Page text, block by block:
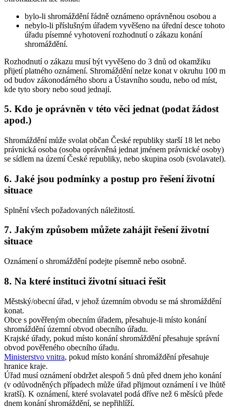
bylo-li shromáždění řádně oznámeno oprávněnou osobou a
nebylo-li příslušným úřadem vyvěšeno na úřední desce tohoto
úřadu písemné vyhotovení rozhodnutí o zákazu konání
shromáždění.
Rozhodnutí o zákazu musí být vyvěšeno do 3 dnů od okamžiku
přijetí platného oznámení. Shromáždění nelze konat v okruhu 100 m
od budov zákonodárného sboru a Ústavního soudu, nebo od míst,
kde tyto sbory nebo soud jednají.
5. Kdo je oprávněn v této věci jednat (podat žádost
apod.)
Shromáždění může svolat občan České republiky starší 18 let nebo
právnická osoba (osoba oprávněná jednat jménem právnické osoby)
se sídlem na území České republiky, nebo skupina osob (svolavatel).
6. Jaké jsou podmínky a postup pro řešení životní
situace
Splnění všech požadovaných náležitostí.
7. Jakým způsobem můžete zahájit řešení životní
situace
Oznámení o shromáždění podejte písemně nebo osobně.
8. Na které instituci životní situaci řešit
Městský/obecní úřad, v jehož územním obvodu se má shromáždění
konat.
Obce s pověřeným obecním úřadem, přesahuje-li místo konání
shromáždění územní obvod obecního úřadu.
Krajské úřady, pokud místo konání shromáždění přesahuje správní
obvod pověřeného obecního úřadu.
Ministerstvo vnitra, pokud místo konání shromáždění přesahuje
hranice kraje.
Úřad musí oznámení obdržet alespoň 5 dnů před dnem jeho konání
(v odůvodněných případech může úřad přijmout oznámení i ve lhůtě
kratší). K oznámení, které svolavatel podá dříve než 6 měsíců přede
dnem konání shromáždění, se nepřihlíží.